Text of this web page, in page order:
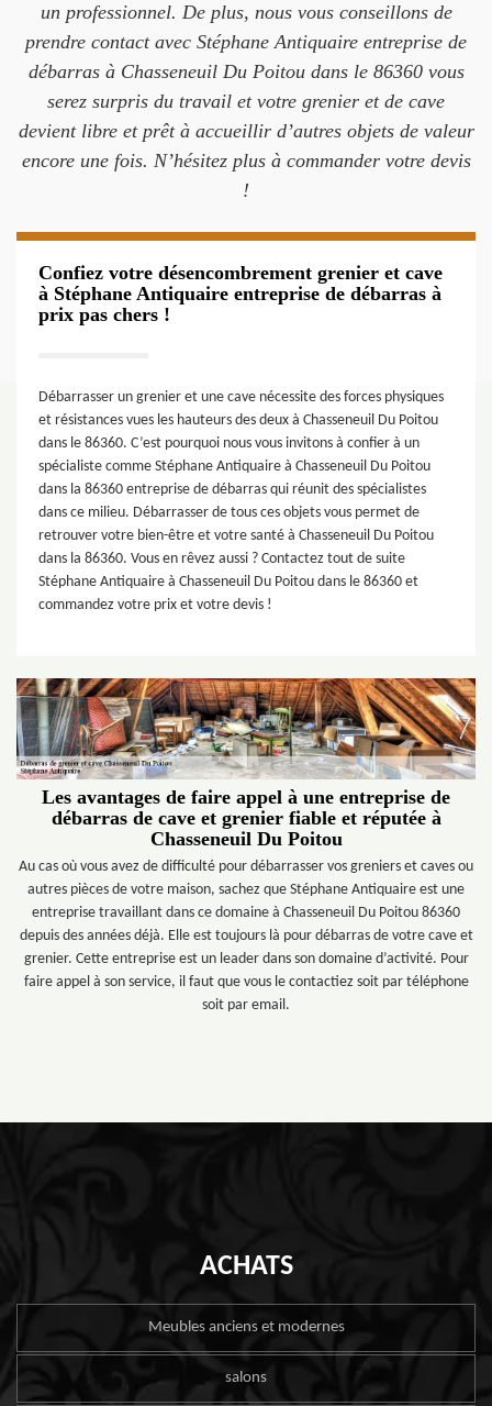
un professionnel. De plus, nous vous conseillons de
prendre contact avec Stéphane Antiquaire entreprise de
débarras à Chasseneuil Du Poitou dans le 86360 vous
serez surpris du travail et votre grenier et de cave
devient libre et prêt à accueillir d’autres objets de valeur
encore une fois. N’hésitez plus à commander votre devis
!
Confiez votre désencombrement grenier et cave
à Stéphane Antiquaire entreprise de débarras à
prix pas chers !
Débarrasser un grenier et une cave nécessite des forces physiques
et résistances vues les hauteurs des deux à Chasseneuil Du Poitou
dans le 86360. C’est pourquoi nous vous invitons à confier à un
spécialiste comme Stéphane Antiquaire à Chasseneuil Du Poitou
dans la 86360 entreprise de débarras qui réunit des spécialistes
dans ce milieu. Débarrasser de tous ces objets vous permet de
retrouver votre bien-être et votre santé à Chasseneuil Du Poitou
dans la 86360. Vous en rêvez aussi ? Contactez tout de suite
Stéphane Antiquaire à Chasseneuil Du Poitou dans le 86360 et
commandez votre prix et votre devis !
Les avantages de faire appel à une entreprise de
débarras de cave et grenier fiable et réputée à
Chasseneuil Du Poitou
Au cas où vous avez de difficulté pour débarrasser vos greniers et caves ou
autres pièces de votre maison, sachez que Stéphane Antiquaire est une
entreprise travaillant dans ce domaine à Chasseneuil Du Poitou 86360
depuis des années déjà. Elle est toujours là pour débarras de votre cave et
grenier. Cette entreprise est un leader dans son domaine d’activité. Pour
faire appel à son service, il faut que vous le contactiez soit par téléphone
soit par email.
ACHATS
Meubles anciens et modernes
salons